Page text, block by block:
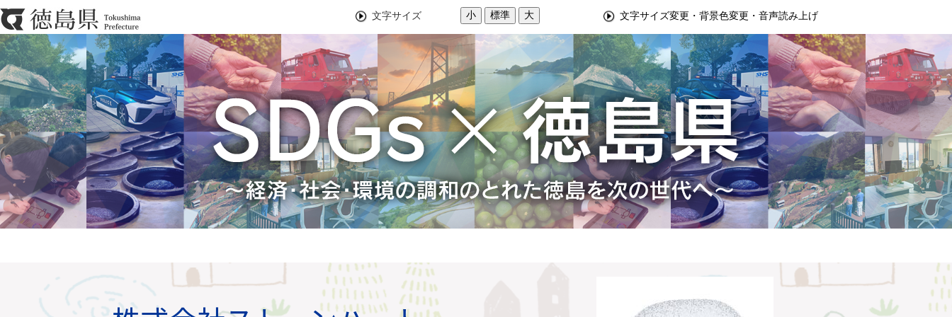
文字サイズ 小 標準 大 文字サイズ変更・背景色変更・音声読み上げ